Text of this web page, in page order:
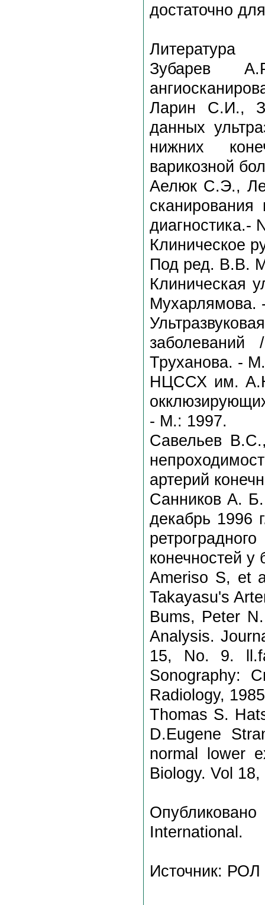
достаточно
Литература
Зубарев
Ларин С.И.,
данных
нижних
варикозной
Аелюк С.Э.,
сканирования
диагностика.-
Клиническое
Под ред. В.В.
Клиническая
Мухарлямова.
Труханова. -
НЦССХ им.
- М.: 1997.
Савельев
артерий
Санников А.
декабрь 1996
конечностей у
Ameriso S, et
Takayasu's
Bums, Peter
Analysis.
15, No. 9.
Sonography:
Radiology,
Thomas S.
D.Eugene
normal lower
Biology. Vol
International.
Источник: РОЛ